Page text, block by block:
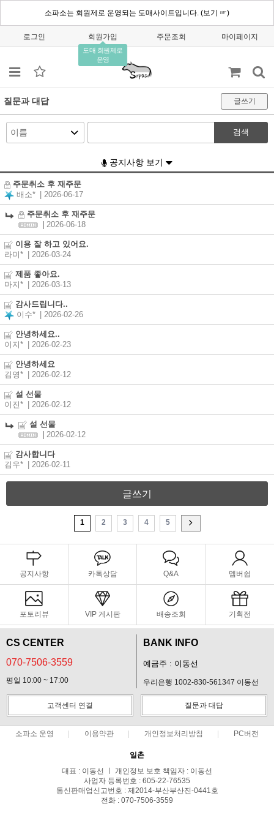
소파소는 회원제로 운영되는 도매사이트입니다. (보기 ☞)
로그인 회원가입
도매 회원제로
운영
주문조회 마이페이지
질문과 대답 글쓰기
검색
공지사항 보기
주문취소 후 재주문
배소*
| 2026-06-17
주문취소 후 재주문
2026-06-18
이용 잘 하고 있어요.
라미*
| 2026-03-24
제품 좋아요.
마지*
| 2026-03-13
감사드립니다..
이수*
| 2026-02-26
안녕하세요..
이지*
| 2026-02-23
안녕하세요
김영*
| 2026-02-12
설 선물
이진*
| 2026-02-12
설 선물
2026-02-12
감사합니다
김우*
| 2026-02-11
글쓰기
1 2 3 4 5
공지사항 카톡상담 Q&A 멤버쉽
포토리뷰 VIP 게시판 배송조회 기획전
CS CENTER
070-7506-3559
평일 10:00 ~ 17:00
BANK INFO
예금주 : 이동선
우리은행 1002-830-561347 이동선
고객센터 연결 질문과 대답
소파소 운영 이용약관 개인정보처리방침 PC버전
일촌
대표 : 이동선 ㅣ 개인정보 보호 책임자 : 이동선
사업자 등록번호 : 605-22-76535
통신판매업신고번호 : 제2014-부산부산진-0441호
전화 : 070-7506-3559